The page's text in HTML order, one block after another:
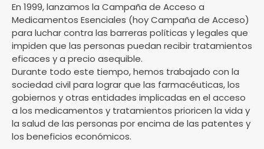
En 1999, lanzamos la Campaña de Acceso a
Medicamentos Esenciales (hoy Campaña de Acceso)
para luchar contra las barreras políticas y legales que
impiden que las personas puedan recibir tratamientos
eficaces y a precio asequible.
Durante todo este tiempo, hemos trabajado con la
sociedad civil para lograr que las farmacéuticas, los
gobiernos y otras entidades implicadas en el acceso
a los medicamentos y tratamientos prioricen la vida y
la salud de las personas por encima de las patentes y
los beneficios económicos.